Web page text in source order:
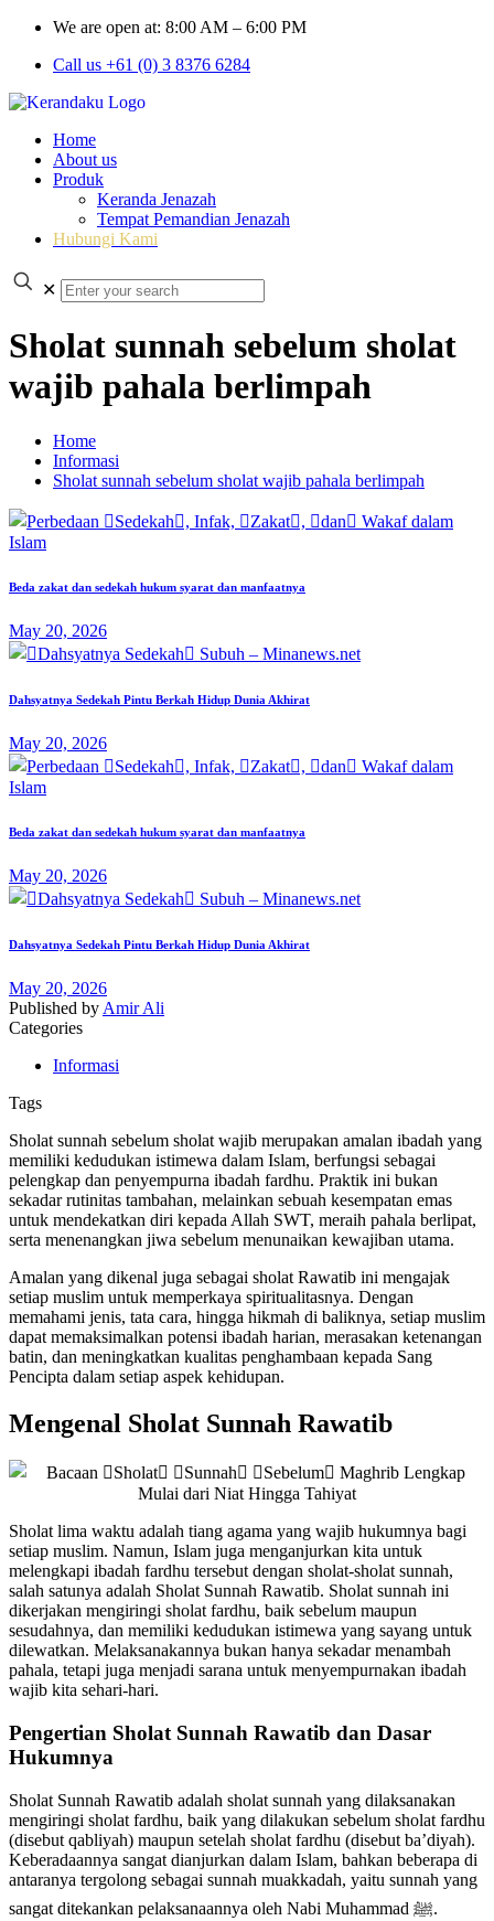
We are open at: 8:00 AM – 6:00 PM
Call us +61 (0) 3 8376 6284
Home
About us
Produk
Keranda Jenazah
Tempat Pemandian Jenazah
Hubungi Kami
✕
Sholat sunnah sebelum sholat
wajib pahala berlimpah
Home
Informasi
Sholat sunnah sebelum sholat wajib pahala berlimpah
Beda zakat dan sedekah hukum syarat dan manfaatnya
May 20, 2026
Dahsyatnya Sedekah Pintu Berkah Hidup Dunia Akhirat
May 20, 2026
Beda zakat dan sedekah hukum syarat dan manfaatnya
May 20, 2026
Dahsyatnya Sedekah Pintu Berkah Hidup Dunia Akhirat
May 20, 2026
Published by Amir Ali
Categories
Informasi
Tags
Sholat sunnah sebelum sholat wajib merupakan amalan ibadah yang
memiliki kedudukan istimewa dalam Islam, berfungsi sebagai
pelengkap dan penyempurna ibadah fardhu. Praktik ini bukan
sekadar rutinitas tambahan, melainkan sebuah kesempatan emas
untuk mendekatkan diri kepada Allah SWT, meraih pahala berlipat,
serta menenangkan jiwa sebelum menunaikan kewajiban utama.
Amalan yang dikenal juga sebagai sholat Rawatib ini mengajak
setiap muslim untuk memperkaya spiritualitasnya. Dengan
memahami jenis, tata cara, hingga hikmah di baliknya, setiap muslim
dapat memaksimalkan potensi ibadah harian, merasakan ketenangan
batin, dan meningkatkan kualitas penghambaan kepada Sang
Pencipta dalam setiap aspek kehidupan.
Mengenal Sholat Sunnah Rawatib
Sholat lima waktu adalah tiang agama yang wajib hukumnya bagi
setiap muslim. Namun, Islam juga menganjurkan kita untuk
melengkapi ibadah fardhu tersebut dengan sholat-sholat sunnah,
salah satunya adalah Sholat Sunnah Rawatib. Sholat sunnah ini
dikerjakan mengiringi sholat fardhu, baik sebelum maupun
sesudahnya, dan memiliki kedudukan istimewa yang sayang untuk
dilewatkan. Melaksanakannya bukan hanya sekadar menambah
pahala, tetapi juga menjadi sarana untuk menyempurnakan ibadah
wajib kita sehari-hari.
Pengertian Sholat Sunnah Rawatib dan Dasar
Hukumnya
Sholat Sunnah Rawatib adalah sholat sunnah yang dilaksanakan
mengiringi sholat fardhu, baik yang dilakukan sebelum sholat fardhu
(disebut qabliyah) maupun setelah sholat fardhu (disebut ba’diyah).
Keberadaannya sangat dianjurkan dalam Islam, bahkan beberapa di
antaranya tergolong sebagai sunnah muakkadah, yaitu sunnah yang
sangat ditekankan pelaksanaannya oleh Nabi Muhammad ﷺ.